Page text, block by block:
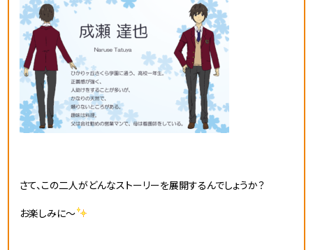
さて、この二人がどんなストーリーを展開するんでしょうか？
お楽しみに～